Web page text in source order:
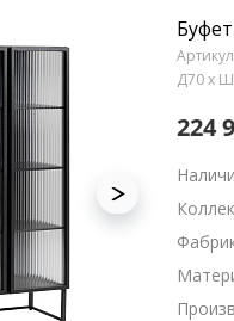
Д70 x
224